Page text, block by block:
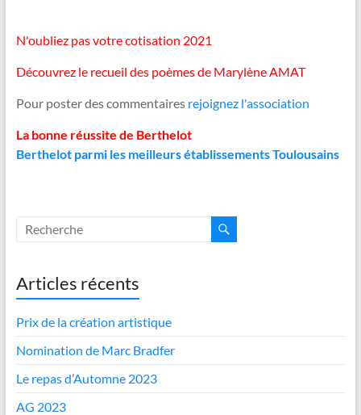
N'oubliez pas votre cotisation 2021
Découvrez le recueil des poèmes de Marylène AMAT
Pour poster des commentaires rejoignez l'association
La bonne réussite de Berthelot
Berthelot parmi les meilleurs établissements Toulousains
Articles récents
Prix de la création artistique
Nomination de Marc Bradfer
Le repas d’Automne 2023
AG 2023